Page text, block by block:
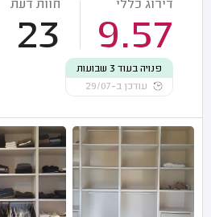
דירוג כללי
9.57
חוות דעת
23
פנויה בעוד 3 שבועות
עודכן ב-29/07